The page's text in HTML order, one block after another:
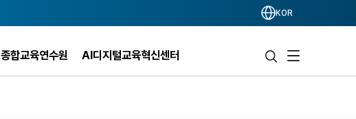
KOR
종합교육연수원 AI디지털교육혁신센터